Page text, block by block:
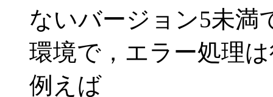
ないバージョン5未満
環境で，エラー処理
例えば